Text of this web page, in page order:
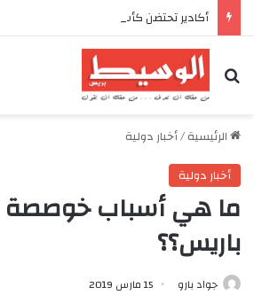
بحث عن
الرئيسية/أخبار دولية
أخبار دولية
ما هي أسباب
باريس؟؟
جواد بارو 15 مارس 2019